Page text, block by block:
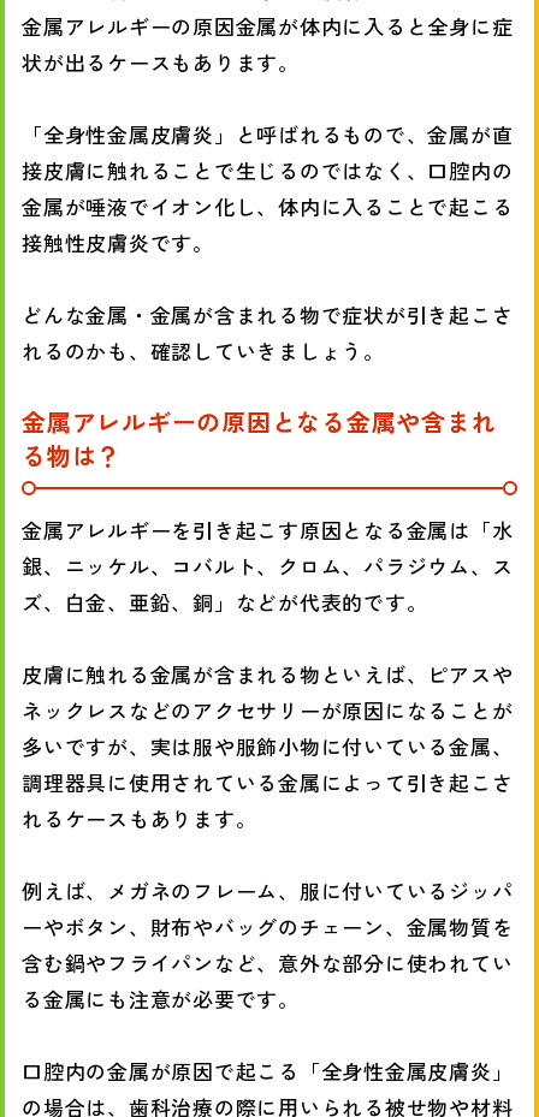
金属アレルギーの原因金属が体内に入ると全身に症
状が出るケースもあります。
「全身性金属皮膚炎」と呼ばれるもので、金属が直
接皮膚に触れることで生じるのではなく、口腔内の
金属が唾液でイオン化し、体内に入ることで起こる
接触性皮膚炎です。
どんな金属・金属が含まれる物で症状が引き起こさ
れるのかも、確認していきましょう。
金属アレルギーの原因となる金属や含まれ
る物は？
金属アレルギーを引き起こす原因となる金属は「水
銀、ニッケル、コバルト、クロム、パラジウム、ス
ズ、白金、亜鉛、銅」などが代表的です。
皮膚に触れる金属が含まれる物といえば、ピアスや
ネックレスなどのアクセサリーが原因になることが
多いですが、実は服や服飾小物に付いている金属、
調理器具に使用されている金属によって引き起こさ
れるケースもあります。
例えば、メガネのフレーム、服に付いているジッパ
ーやボタン、財布やバッグのチェーン、金属物質を
含む鍋やフライパンなど、意外な部分に使われてい
る金属にも注意が必要です。
口腔内の金属が原因で起こる「全身性金属皮膚炎」
の場合は、歯科治療の際に用いられる被せ物や材料